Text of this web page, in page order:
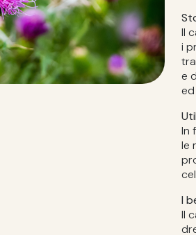
Il
i
e
In
le
I
Il